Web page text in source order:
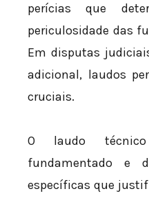
perícias que
periculosidade das
Em disputas
adicional, laudos
cruciais.
O laudo
fundamentado e
específicas que